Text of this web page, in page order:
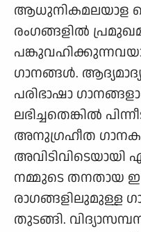
ആധുനികമലയാള
രംഗങ്ങളിൽ
ഗാനങ്ങൾ.
പരിഭാഷാ
ലഭിച്ചതെങ്കിൽ
അനുഗ്രഹീത
നമ്മുടെ തനതായ
രാഗങ്ങളിലുമുള്ള
തുടങ്ങി.